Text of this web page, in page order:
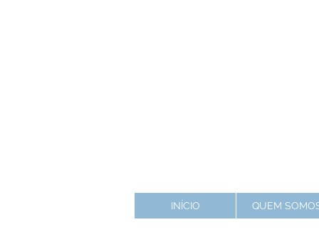
INÍCIO QUEM